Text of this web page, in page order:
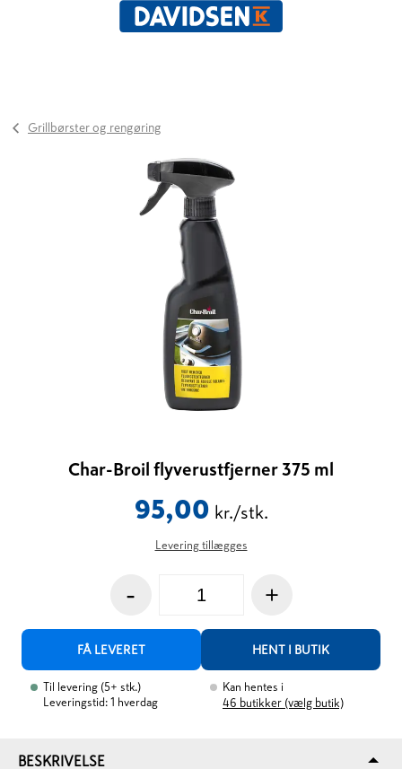
Grillbørster og rengøring
Char-Broil flyverustfjerner 375 ml
95,00 kr./stk.
Levering tillægges
- +
FÅ LEVERET HENT I BUTIK
Til levering (5+ stk.)
Leveringstid: 1 hverdag
Kan hentes i
46 butikker (vælg butik)
BESKRIVELSE